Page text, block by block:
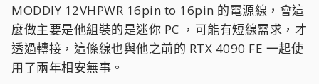
MODDIY 12VHPWR 16pin to 16pin 的電源線，會這
麼做主要是他組裝的是迷你 PC ，可能有短線需求，才
透過轉接，這條線也與他之前的 RTX 4090 FE 一起使
用了兩年相安無事。